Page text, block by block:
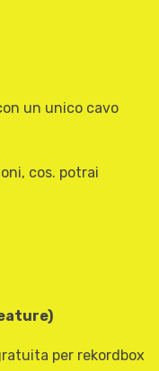
un unico cavo
cos. potrai
per rekordbox